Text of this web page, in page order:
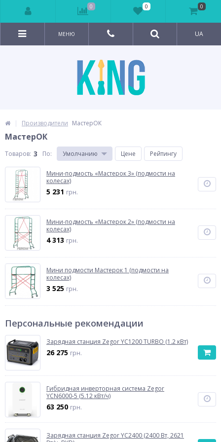
МЕНЮ UA
Производители МастерОК
МастерОК
Товаров: 3 По: Умолчанию Цене Рейтингу
Мини-подмость «Мастерок 3» (подмости на
колесах)
5 231 грн.
Мини-подмость «Мастерок 2» (подмости на
колесах)
4 313 грн.
Мини подмости Мастерок 1 (подмости на
колесах)
3 525 грн.
Персональные рекомендации
Зарядная станция Zegor YC1200 TURBO (1.2 кВт)
26 275 грн.
Гибридная инверторная система Zegor
YCN6000-5 (5.12 кВт/ч)
63 250 грн.
Зарядная станция Zegor YC2400 (2400 Вт, 2621
0 0 0